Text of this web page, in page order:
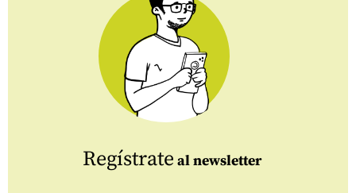
Regístrate al newsletter